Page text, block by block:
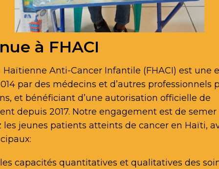
à FHACI
Haïtienne Anti-Cancer Infantile (FHACI) est une
par des médecins et d’autres professionnels
et bénéficiant d’une autorisation officielle de
depuis 2017. Notre engagement est de
les jeunes patients atteints de cancer en Haïti,
capacités quantitatives et qualitatives des